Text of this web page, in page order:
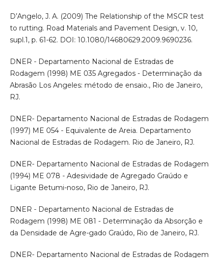
D’Angelo, J. A. (2009) The Relationship of the MSCR test
to rutting. Road Materials and Pavement Design, v. 10,
supl.1, p. 61-62. DOI: 10.1080/14680629.2009.9690236.
DNER - Departamento Nacional de Estradas de
Rodagem (1998) ME 035 Agregados - Determinação da
Abrasão Los Angeles: método de ensaio., Rio de Janeiro,
RJ.
DNER- Departamento Nacional de Estradas de Rodagem
(1997) ME 054 - Equivalente de Areia. Departamento
Nacional de Estradas de Rodagem. Rio de Janeiro, RJ.
DNER- Departamento Nacional de Estradas de Rodagem
(1994) ME 078 - Adesividade de Agregado Graúdo e
Ligante Betumi-noso, Rio de Janeiro, RJ.
DNER - Departamento Nacional de Estradas de
Rodagem (1998) ME 081 - Determinação da Absorção e
da Densidade de Agre-gado Graúdo, Rio de Janeiro, RJ.
DNER- Departamento Nacional de Estradas de Rodagem